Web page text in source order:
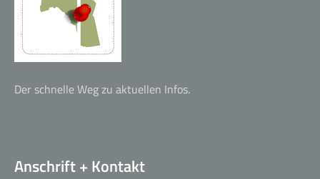
Der schnelle Weg zu aktuellen Infos.
Anschrift + Kontakt